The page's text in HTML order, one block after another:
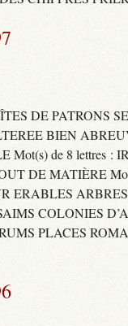
DE PATRONS
BIEN
Mot(s) de 8 lettres :
DE MATIÈRE
ERABLES ARBRES
COLONIES
PLACES